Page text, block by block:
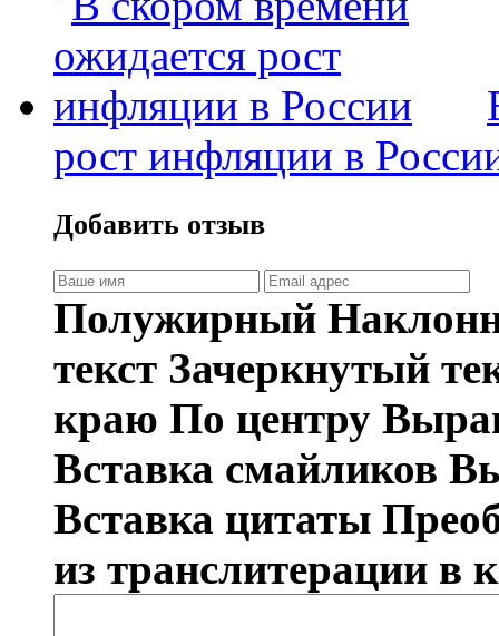
рост инфляции в
Добавить отзыв
Полужирный
текст Зачеркнутый
краю По центру
Вставка смайликов
Вставка цитаты
из транслитерации в